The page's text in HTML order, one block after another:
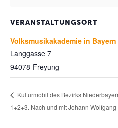
VERANSTALTUNGSORT
Volksmusikakademie in Bayern
Langgasse 7
Freyung
94078
Kulturmobil des Bezirks
1+2+3. Nach und mit Johann